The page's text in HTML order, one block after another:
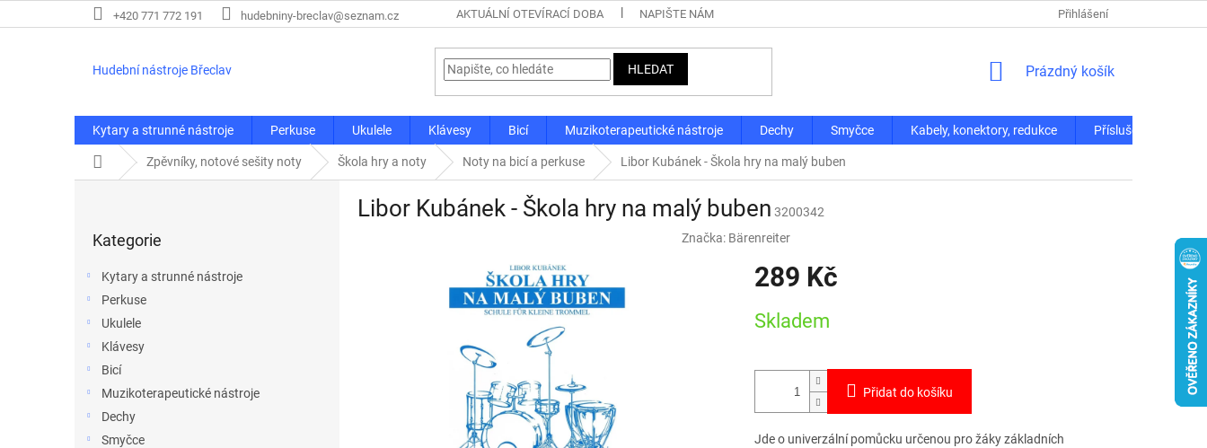
na
+420 771 772 191 hudebniny-breclav@seznam.cz AKTUÁLNÍ OTEVÍRACÍ DOBA NAPIŠTE NÁM Přihlášení
Hudební nástroje Břeclav HLEDAT
NÁKUPNÍ
Prázdný košík
Kytary a strunné nástroje Perkuse Ukulele Klávesy Bicí Muzikoterapeutické nástroje Dechy Smyčce Kabely, konektory, redukce Příslušenství
Domů Zpěvníky, notové sešity noty Škola hry a noty Noty na bicí a perkuse Libor Kubánek - Škola hry na malý buben
kategorie
Kategorie
Kytary a strunné nástroje
Perkuse
Ukulele
Klávesy
Bicí
Muzikoterapeutické nástroje
Dechy
Smyčce
Libor Kubánek - Škola hry na malý buben 3200342
Značka: Bärenreiter
289 Kč
cena:
Skladem
Přidat do košíku
Jde o univerzální pomůcku určenou pro žáky základních